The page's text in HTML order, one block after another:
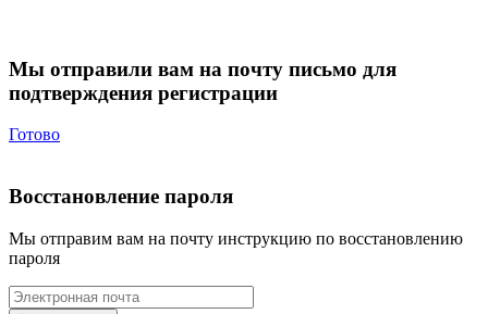
Мы отправили вам на почту письмо для
подтверждения регистрации
Готово
Восстановление пароля
Мы отправим вам на почту инструкцию по восстановлению
пароля